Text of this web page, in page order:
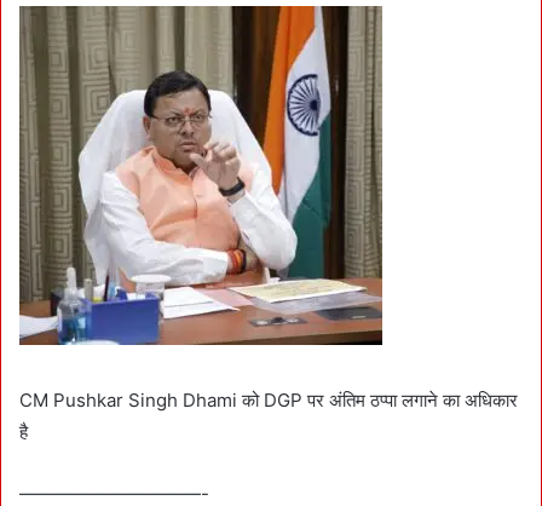
CM Pushkar Singh Dhami को DGP पर अंतिम ठप्पा लगाने का अधिकार
है
——————————-